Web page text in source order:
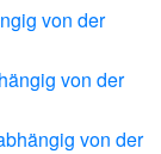
von der
von der
von der